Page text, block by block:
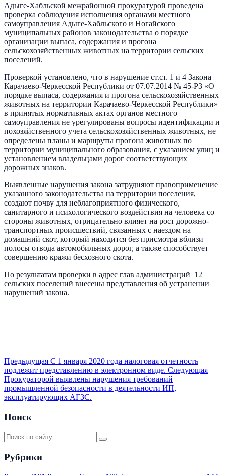
Адыге-Хабльской межрайонной прокуратурой проведена
проверка соблюдения исполнения органами местного
самоуправления Адыге-Хабльского и Ногайского
муниципальных районов законодательства о порядке
организации выпаса, содержания и прогона
сельскохозяйственных животных на территории сельских
поселений.
Проверкой установлено, что в нарушение ст.ст. 1 и 4 Закона
Карачаево-Черкесской Республики от 07.07.2014 № 45-РЗ «О
порядке выпаса, содержания и прогона сельскохозяйственных
животных на территории Карачаево-Черкесской Республики»
в принятых нормативных актах органов местного
самоуправления не урегулированы вопросы идентификации и
похозяйственного учета сельскохозяйственных животных, не
определены планы и маршруты прогона животных по
территории муниципального образования, с указанием улиц и
установлением владельцами дорог соответствующих
дорожных знаков.
Выявленные нарушения закона затрудняют правоприменение
указанного законодательства на территории поселения,
создают почву для неблагоприятного физического,
санитарного и психологического воздействия на человека со
стороны животных, отрицательно влияет на рост дорожно-
транспортных происшествий, связанных с наездом на
домашний скот, который находится без присмотра вблизи
полосы отвода автомобильных дорог, а также способствует
совершению кражи бесхозного скота.
По результатам проверки в адрес глав администраций 12
сельских поселений внесены представления об устранении
нарушений закона.
Предыдущая С 1 января 2020 года налоговая отчетность
подлежит представлению в электронном виде. Следующая
Прокураторой выявлены нарушения требований
промышленной безопасности в деятельности ИП,
эксплуатирующих АГЗС.
Поиск
Рубрики